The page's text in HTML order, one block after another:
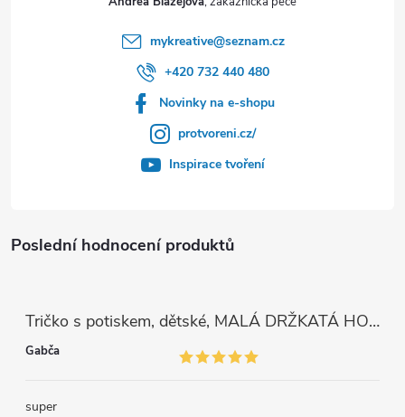
Poslední hodnocení produktů
Tričko s potiskem, dětské, MALÁ DRŽKATÁ HOLKA, 1 ks
Gabča
super
mykreative@seznam.cz
+420 732 440 480
Novinky na e-shopu
protvoreni.cz/
Inspirace tvoření